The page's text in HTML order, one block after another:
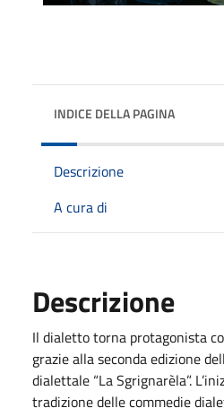
INDICE DELLA PAGINA
Descrizione
A cura di
Descrizione
Il dialetto torna protagonista
grazie alla seconda edizione
dialettale “La Sgrignarèla”.
tradizione delle commedie